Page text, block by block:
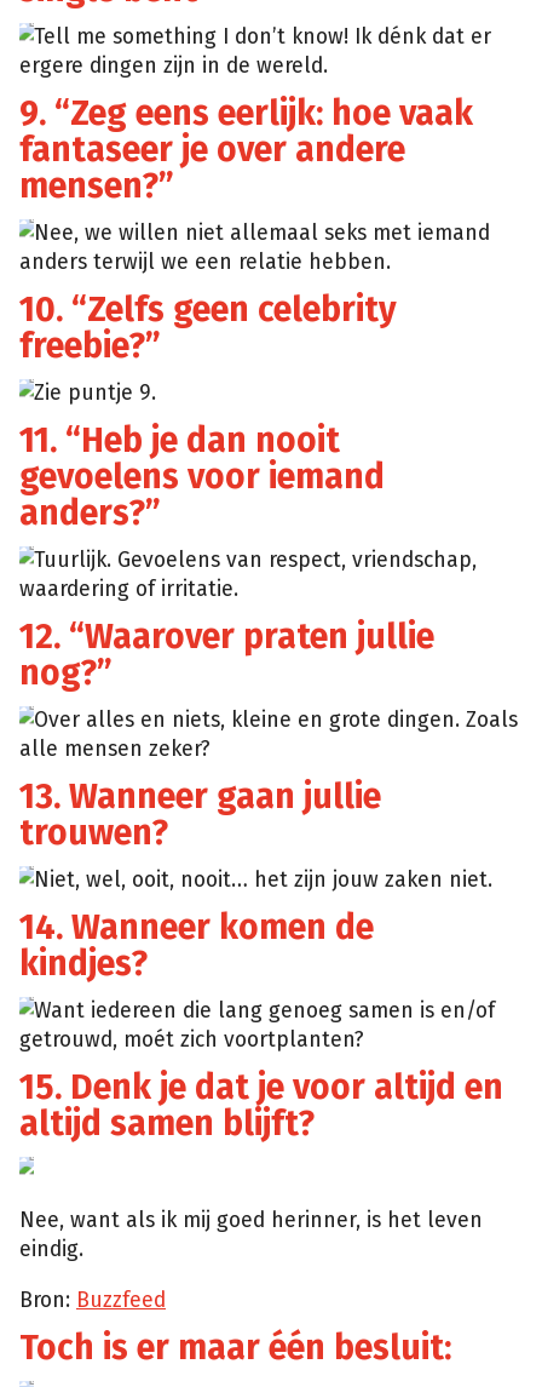
Tell me something I don’t know! Ik dénk dat er
ergere dingen zijn in de wereld.
9. “Zeg eens eerlijk: hoe vaak
fantaseer je over andere
mensen?”
Nee, we willen niet allemaal seks met iemand
anders terwijl we een relatie hebben.
10. “Zelfs geen celebrity
freebie?”
Zie puntje 9.
11. “Heb je dan nooit
gevoelens voor iemand
anders?”
Tuurlijk. Gevoelens van respect, vriendschap,
waardering of irritatie.
12. “Waarover praten jullie
nog?”
Over alles en niets, kleine en grote dingen. Zoals
alle mensen zeker?
13. Wanneer gaan jullie
trouwen?
Niet, wel, ooit, nooit… het zijn jouw zaken niet.
14. Wanneer komen de
kindjes?
Want iedereen die lang genoeg samen is en/of
getrouwd, moét zich voortplanten?
15. Denk je dat je voor altijd en
altijd samen blijft?
Nee, want als ik mij goed herinner, is het leven
eindig.
Bron: Buzzfeed
Toch is er maar één besluit: